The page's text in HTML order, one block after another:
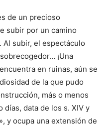
de un precioso
subir por un camino
Al subir, el espectáculo
¡Una
en ruinas, aún se
de la que pudo
más o menos
días, data de los s. XIV y
y ocupa una extensión de